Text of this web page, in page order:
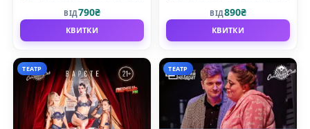
ВІД790₴
КВИТКИ
ВІД890₴
КВИТКИ
ТЕАТР ТЕАТР